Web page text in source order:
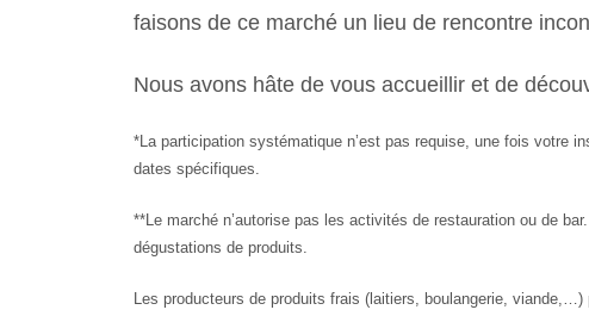
faisons de ce marché un lieu de rencontre
Nous avons hâte de vous accueillir et de
*La participation systématique n’est pas requise, une fois votre
dates spécifiques.
**Le marché n’autorise pas les activités de restauration ou de
dégustations de produits.
Les producteurs de produits frais (laitiers, boulangerie,